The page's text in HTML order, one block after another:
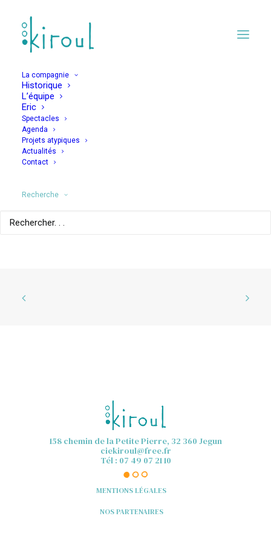
La compagnie
Historique
L’équipe
Eric
Spectacles
Agenda
Projets atypiques
Actualités
Contact
Recherche
2006
10 AVRIL 2021
Aurillac,
l’intégralité du public quitte les premières représentations
deComment va la terre…? Elle tourne !
du coup Cyril et Dimitri s’en vont eux aussi
158 chemin de la Petite Pierre, 32 360 Jegun
ciekiroul@free.fr
Tél : 07 49 07 21 10
MENTIONS LÉGALES
NOS PARTENAIRES